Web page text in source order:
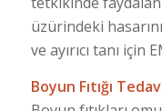
üzürindeki
ve ayırıcı tanı için
Boyun Fıtığı